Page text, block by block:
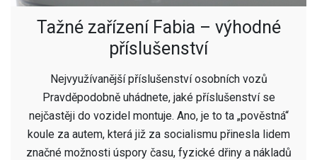
Tažné zařízení Fabia – výhodné
příslušenství
Nejvyužívanější příslušenství osobních vozů
Pravděpodobně uhádnete, jaké příslušenství se
nejčastěji do vozidel montuje. Ano, je to ta „pověstná“
koule za autem, která již za socialismu přinesla lidem
značné možnosti úspory času, fyzické dřiny a nákladů